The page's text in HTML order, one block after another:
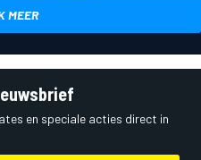
MEER
en speciale acties direct in